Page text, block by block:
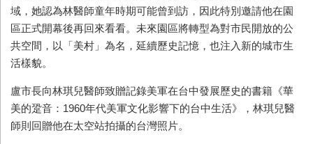
域，她認為林醫師童年時期可能曾到訪，因此特別邀請他在園
區正式開幕後再回來看看。未來園區將轉型為對市民開放的公
共空間，以「美村」為名，延續歷史記憶，也注入新的城市生
活樣貌。
盧市長向林琪兒醫師致贈記錄美軍在台中發展歷史的書籍《華
美的跫音： 1960年代美軍文化影響下的台中生活》，林琪兒醫
師則回贈他在太空站拍攝的台灣照片。